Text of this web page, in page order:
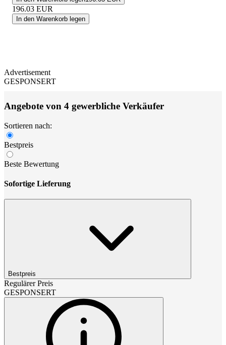
196.03 EUR
In den Warenkorb legen
Advertisement
GESPONSERT
Angebote von 4 gewerbliche Verkäufer
Sortieren nach:
Bestpreis
Beste Bewertung
Sofortige Lieferung
Bestpreis
Regulärer Preis
GESPONSERT